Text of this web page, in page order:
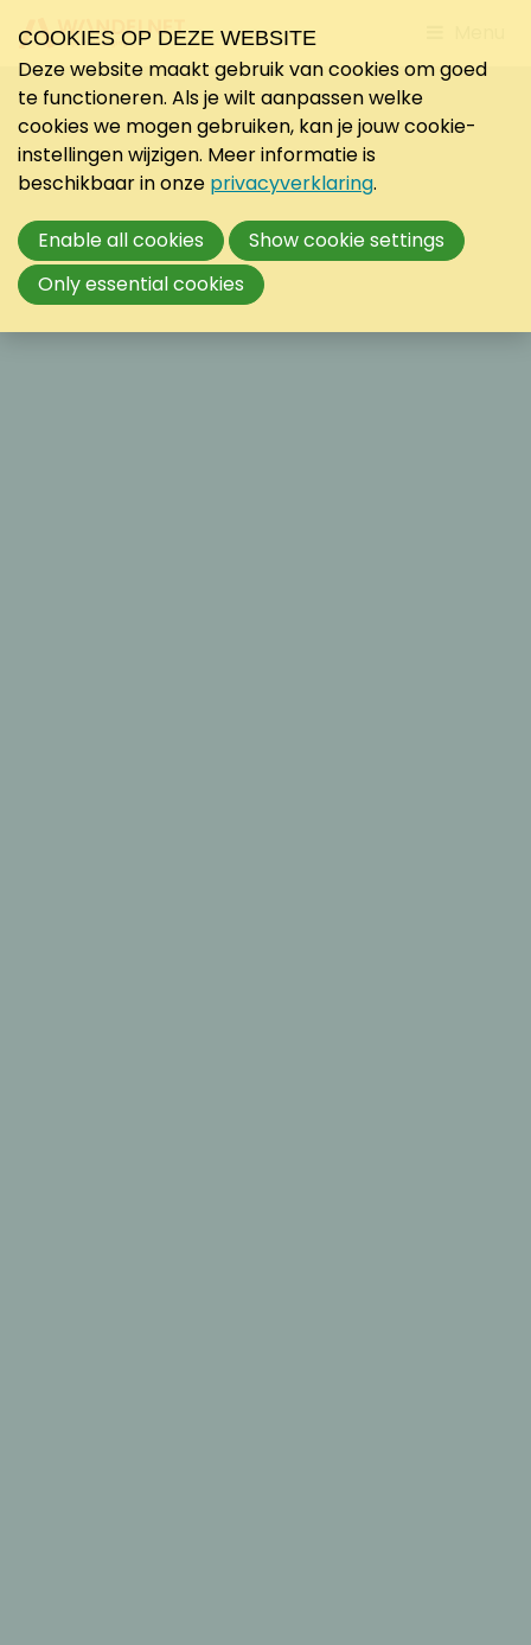
to
COOKIES OP DEZE WEBSITE
Deze website maakt gebruik van cookies om goed
te functioneren. Als je wilt aanpassen welke
cookies we mogen gebruiken, kan je jouw cookie-
instellingen wijzigen. Meer informatie is
beschikbaar in onze privacyverklaring.
Enable all cookies
Show cookie settings
Only essential cookies